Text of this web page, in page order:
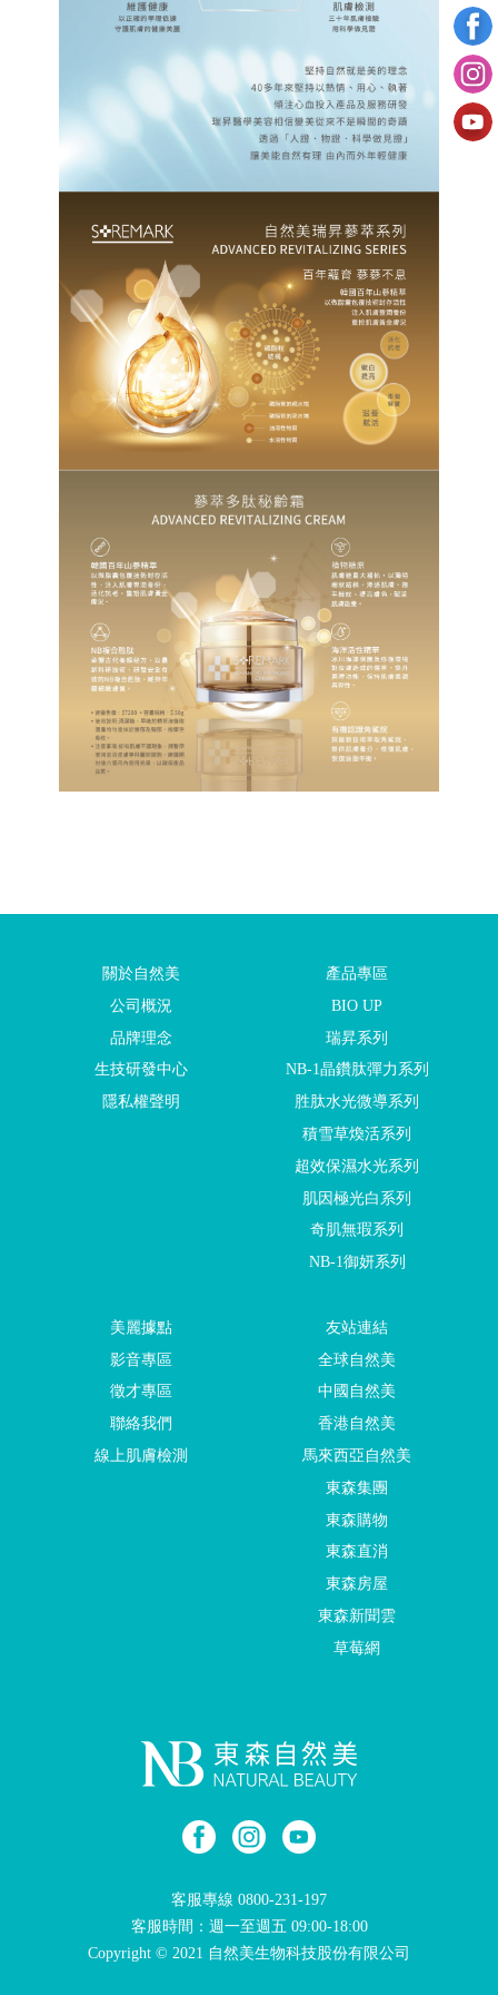
客服專線 0800-231-197
客服時間：週一至週五 09:00-18:00
Copyright © 2021 自然美生物科技股份有限公司
關於自然美
公司概況
品牌理念
生技研發中心
隱私權聲明
產品專區
BIO UP
瑞昇系列
NB-1晶鑽肽彈力系列
胜肽水光微導系列
積雪草煥活系列
超效保濕水光系列
肌因極光白系列
奇肌無瑕系列
NB-1御妍系列
美麗據點
影音專區
徵才專區
聯絡我們
線上肌膚檢測
友站連結
全球自然美
中國自然美
香港自然美
馬來西亞自然美
東森集團
東森購物
東森直消
東森房屋
東森新聞雲
草莓網